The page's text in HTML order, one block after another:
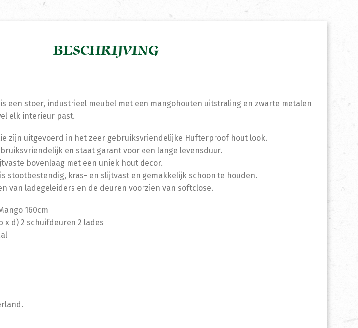
BESCHRIJVING
een stoer, industrieel meubel met een mangohouten uitstraling en zwarte metalen
elk interieur past.
zijn uitgevoerd in het zeer gebruiksvriendelijke Hufterproof hout look.
en staat garant voor een lange levensduur.
bovenlaag met een uniek hout decor.
stootbestendig, kras- en slijtvast en gemakkelijk schoon te houden.
van ladegeleiders en de deuren voorzien van softclose.
160cm
x d) 2 schuifdeuren 2 lades